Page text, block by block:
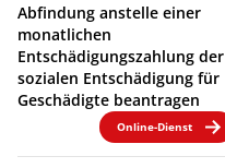
Abfindung anstelle einer
monatlichen
Entschädigungszahlung der
sozialen Entschädigung für
Geschädigte beantragen
Online-Dienst